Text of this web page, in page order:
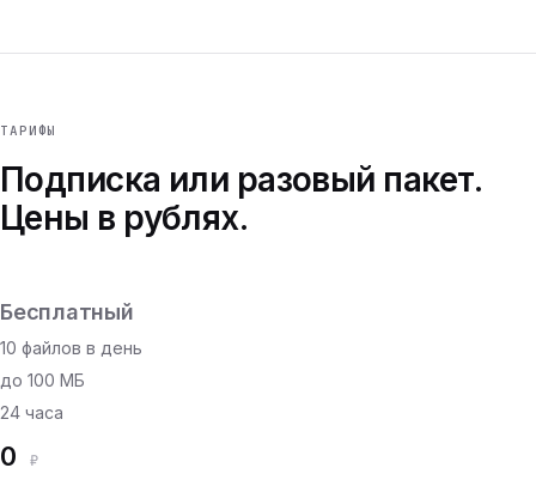
ТАРИФЫ
Подписка или разовый пакет.
Цены в рублях.
Бесплатный
10 файлов в день
до 100 МБ
24 часа
0 ₽